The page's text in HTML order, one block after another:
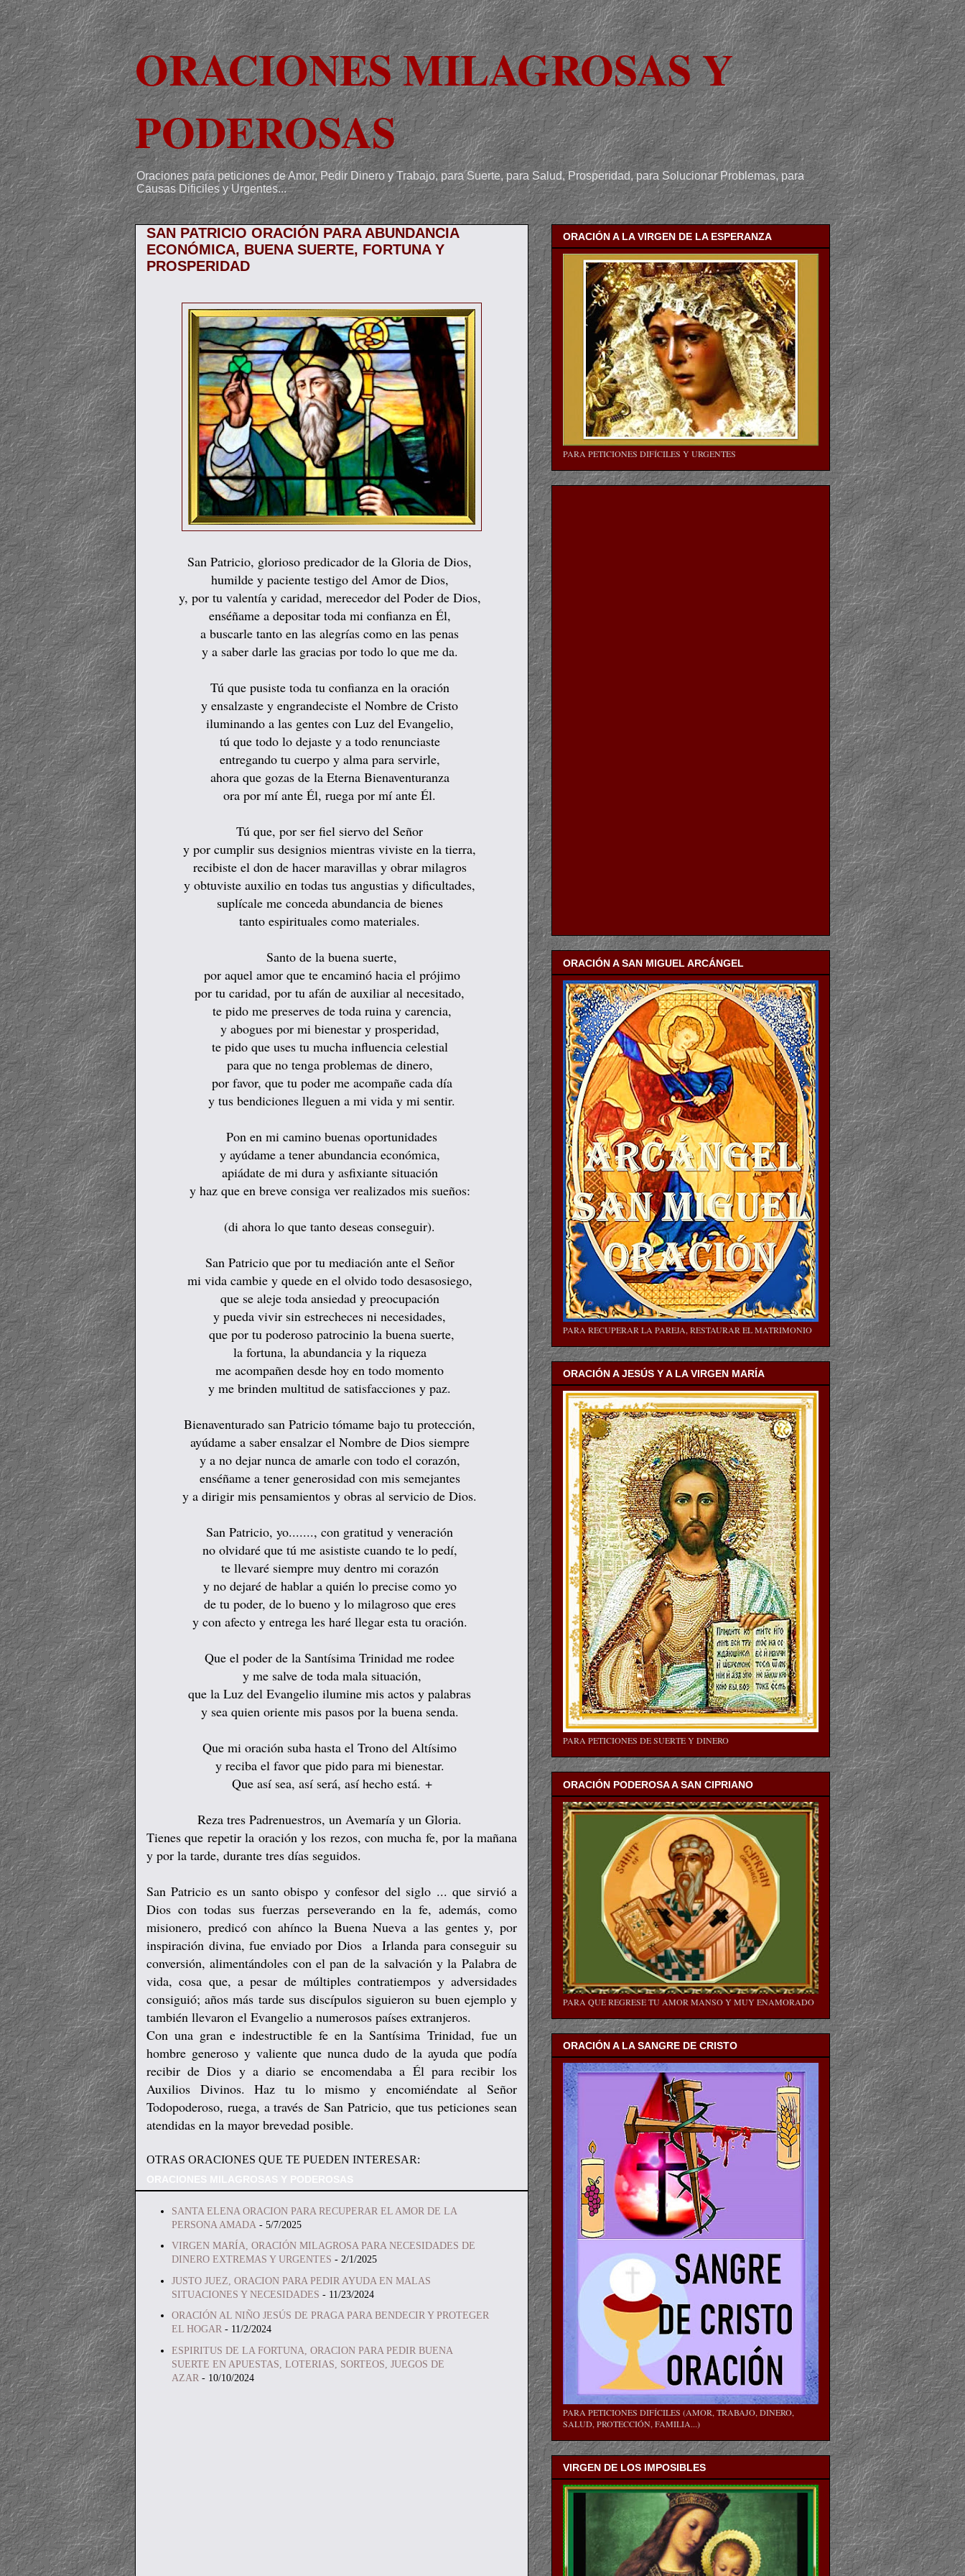
ORACIONES MILAGROSAS Y
PODEROSAS
Oraciones para peticiones de Amor, Pedir Dinero y Trabajo, para Suerte, para Salud, Prosperidad, para Solucionar Problemas, para
Causas Dificiles y Urgentes...
SAN PATRICIO ORACIÓN PARA ABUNDANCIA
ECONÓMICA, BUENA SUERTE, FORTUNA Y
PROSPERIDAD
San Patricio, glorioso predicador de la Gloria de Dios,
humilde y paciente testigo del Amor de Dios,
y, por tu valentía y caridad, merecedor del Poder de Dios,
enséñame a depositar toda mi confianza en Él,
a buscarle tanto en las alegrías como en las penas
y a saber darle las gracias por todo lo que me da.
Tú que pusiste toda tu confianza en la oración
y ensalzaste y engrandeciste el Nombre de Cristo
iluminando a las gentes con Luz del Evangelio,
tú que todo lo dejaste y a todo renunciaste
entregando tu cuerpo y alma para servirle,
ahora que gozas de la Eterna Bienaventuranza
ora por mí ante Él, ruega por mí ante Él.
Tú que, por ser fiel siervo del Señor
y por cumplir sus designios mientras viviste en la tierra,
recibiste el don de hacer maravillas y obrar milagros
y obtuviste auxilio en todas tus angustias y dificultades,
suplícale me conceda abundancia de bienes
tanto espirituales como materiales.
Santo de la buena suerte,
por aquel amor que te encaminó hacia el prójimo
por tu caridad, por tu afán de auxiliar al necesitado,
te pido me preserves de toda ruina y carencia,
y abogues por mi bienestar y prosperidad,
te pido que uses tu mucha influencia celestial
para que no tenga problemas de dinero,
por favor, que tu poder me acompañe cada día
y tus bendiciones lleguen a mi vida y mi sentir.
Pon en mi camino buenas oportunidades
y ayúdame a tener abundancia económica,
apiádate de mi dura y asfixiante situación
y haz que en breve consiga ver realizados mis sueños:
(di ahora lo que tanto deseas conseguir).
San Patricio que por tu mediación ante el Señor
mi vida cambie y quede en el olvido todo desasosiego,
que se aleje toda ansiedad y preocupación
y pueda vivir sin estrecheces ni necesidades,
que por tu poderoso patrocinio la buena suerte,
la fortuna, la abundancia y la riqueza
me acompañen desde hoy en todo momento
y me brinden multitud de satisfacciones y paz.
Bienaventurado san Patricio tómame bajo tu protección,
ayúdame a saber ensalzar el Nombre de Dios siempre
y a no dejar nunca de amarle con todo el corazón,
enséñame a tener generosidad con mis semejantes
y a dirigir mis pensamientos y obras al servicio de Dios.
San Patricio, yo......., con gratitud y veneración
no olvidaré que tú me asististe cuando te lo pedí,
te llevaré siempre muy dentro mi corazón
y no dejaré de hablar a quién lo precise como yo
de tu poder, de lo bueno y lo milagroso que eres
y con afecto y entrega les haré llegar esta tu oración.
Que el poder de la Santísima Trinidad me rodee
y me salve de toda mala situación,
que la Luz del Evangelio ilumine mis actos y palabras
y sea quien oriente mis pasos por la buena senda.
Que mi oración suba hasta el Trono del Altísimo
y reciba el favor que pido para mi bienestar.
Que así sea, así será, así hecho está. +
Reza tres Padrenuestros, un Avemaría y un Gloria.
Tienes que repetir la oración y los rezos, con mucha fe, por la mañana
y por la tarde, durante tres días seguidos.
San Patricio es un santo obispo y confesor del siglo ... que sirvió a
Dios con todas sus fuerzas perseverando en la fe, además, como
misionero, predicó con ahínco la Buena Nueva a las gentes y, por
inspiración divina, fue enviado por Dios a Irlanda para conseguir su
conversión, alimentándoles con el pan de la salvación y la Palabra de
vida, cosa que, a pesar de múltiples contratiempos y adversidades
consiguió; años más tarde sus discípulos siguieron su buen ejemplo y
también llevaron el Evangelio a numerosos países extranjeros.
Con una gran e indestructible fe en la Santísima Trinidad, fue un
hombre generoso y valiente que nunca dudo de la ayuda que podía
recibir de Dios y a diario se encomendaba a Él para recibir los
Auxilios Divinos. Haz tu lo mismo y encomiéndate al Señor
Todopoderoso, ruega, a través de San Patricio, que tus peticiones sean
atendidas en la mayor brevedad posible.
OTRAS ORACIONES QUE TE PUEDEN INTERESAR:
ORACIONES MILAGROSAS Y PODEROSAS
SANTA ELENA ORACION PARA RECUPERAR EL AMOR DE LA
PERSONA AMADA - 5/7/2025
VIRGEN MARÍA, ORACIÓN MILAGROSA PARA NECESIDADES DE
DINERO EXTREMAS Y URGENTES - 2/1/2025
JUSTO JUEZ, ORACION PARA PEDIR AYUDA EN MALAS
SITUACIONES Y NECESIDADES - 11/23/2024
ORACIÓN AL NIÑO JESÚS DE PRAGA PARA BENDECIR Y PROTEGER
EL HOGAR - 11/2/2024
ESPIRITUS DE LA FORTUNA, ORACION PARA PEDIR BUENA
SUERTE EN APUESTAS, LOTERIAS, SORTEOS, JUEGOS DE
AZAR - 10/10/2024
ORACIÓN A LA VIRGEN DE LA ESPERANZA
PARA PETICIONES DIFÍCILES Y URGENTES
ORACIÓN A SAN MIGUEL ARCÁNGEL
PARA RECUPERAR LA PAREJA, RESTAURAR EL MATRIMONIO
ORACIÓN A JESÚS Y A LA VIRGEN MARÍA
PARA PETICIONES DE SUERTE Y DINERO
ORACIÓN PODEROSA A SAN CIPRIANO
PARA QUE REGRESE TU AMOR MANSO Y MUY ENAMORADO
ORACIÓN A LA SANGRE DE CRISTO
PARA PETICIONES DIFÍCILES (AMOR, TRABAJO, DINERO,
SALUD, PROTECCIÓN, FAMILIA...)
VIRGEN DE LOS IMPOSIBLES